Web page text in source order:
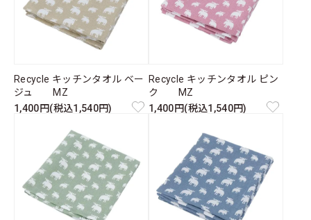
Recycle キッチンタオル ベー
ジュ MZ
1,400円(税込1,540円)
Recycle キッチンタオル ピン
ク MZ
1,400円(税込1,540円)